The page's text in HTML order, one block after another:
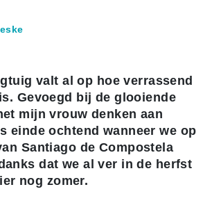
valt al op hoe verrassend
Gevoegd bij de glooiende
mijn vrouw denken aan
einde ochtend wanneer we op
Santiago de Compostela
dat we al ver in de herfst
nog zomer.